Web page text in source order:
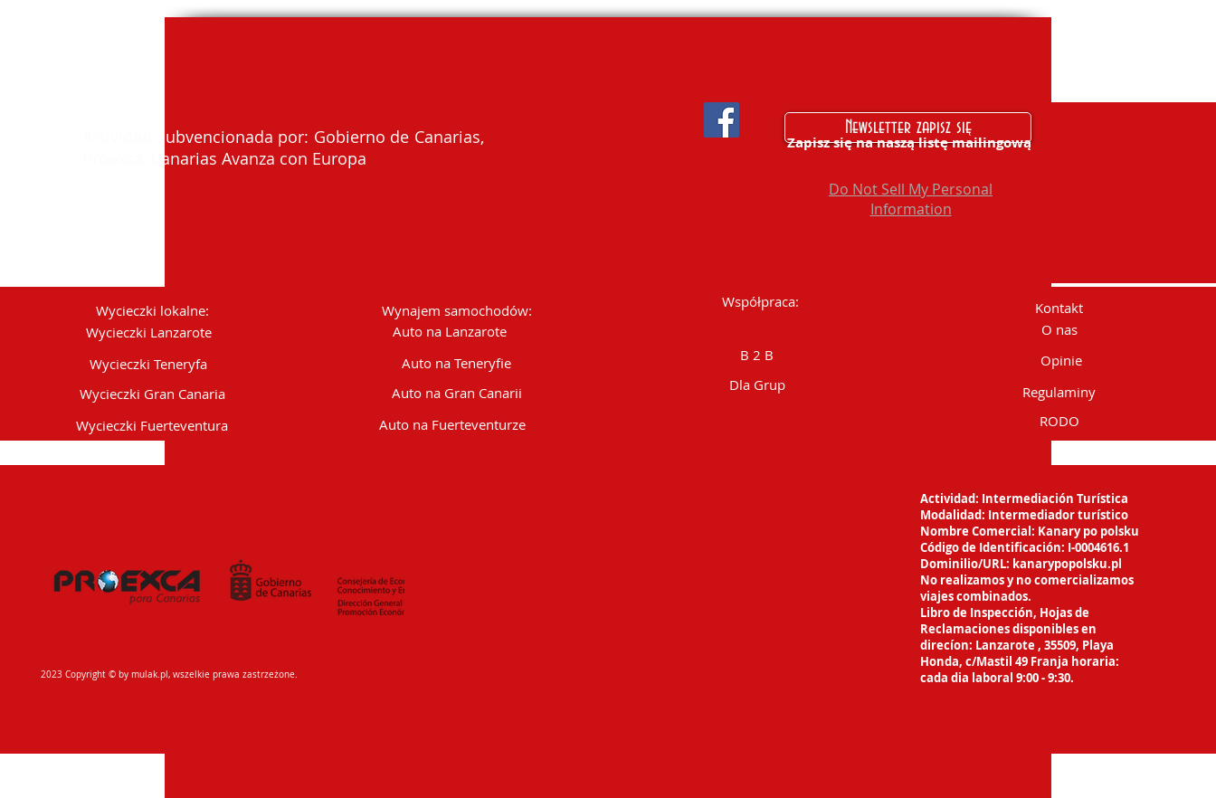
Actividad subvencionada por: Gobierno de Canarias,
Proexca, Canarias Avanza con Europa
Newsletter zapisz się
Zapisz się na naszą listę mailingową
Do Not Sell My Personal
Information
Wycieczki lokalne:
Wycieczki Lanzarote
Wycieczki Teneryfa
Wycieczki Gran Canaria
Wycieczki Fuerteventura
Wynajem samochodów:
Auto na Lanzarote
Auto na Teneryfie
Auto na Gran Canarii
Auto na Fuerteventurze
Współpraca:
B 2 B
Dla Grup
Kontakt
O nas
Opinie
Regulaminy
RODO
2023 Copyright © by mulak.pl, wszelkie prawa zastrzeżone.
Actividad: Intermediación Turística
Modalidad: Intermediador turístico
Nombre Comercial: Kanary po polsku
Código de Identificación: I-0004616.1
Dominilio/URL: kanarypopolsku.pl
No realizamos y no comercializamos
viajescombinados.
Libro de Inspección, Hojas de
Reclamacionesdisponibles en
direcíon: Lanzarote , 35509, Playa
Honda, c/Mastil 49 Franja horaria:
cada dia laboral 9:00 - 9:30.